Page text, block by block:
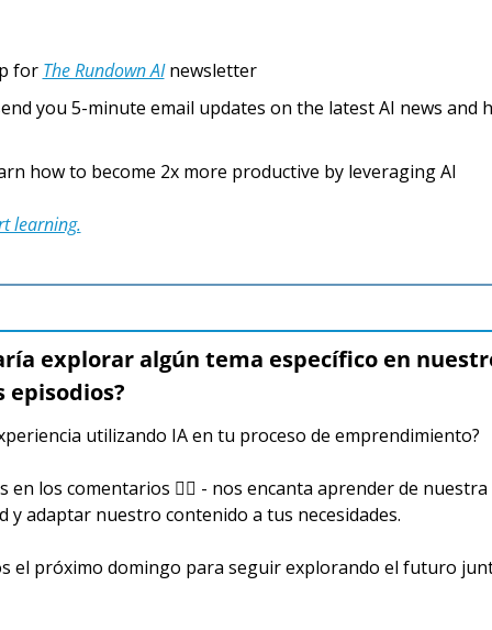
for The Rundown AI newsletter
you 5-minute email updates on the latest AI news and
how to become 2x more productive by leveraging AI
learning.
explorar algún tema específico en
utilizando IA en tu proceso de emprendimiento?
en los comentarios 👇🏼 - nos encanta aprender de nuestra
y adaptar nuestro contenido a tus necesidades.
el próximo domingo para seguir explorando el futuro